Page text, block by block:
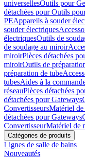
universellesOutils pour
détachées pour Outils
PEAppareils à souder
souder électriques
électriquesOutils de
de soudage au miroir
miroirPièces détachées
miroirOutils de
préparation de tube
tubesAides à la
réseauPièces détachées
détachées pour Gateways
ConvertisseursMatériel de
détachées pour Gateways
ConvertisseurMatériel de
Catégories de produits
Lignes de salle de bains
Nouveautés